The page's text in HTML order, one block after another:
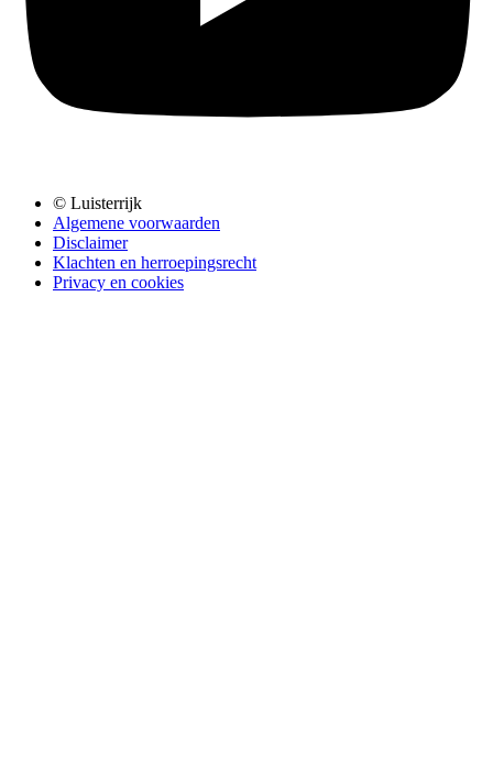
© Luisterrijk
Algemene voorwaarden
Disclaimer
Klachten en herroepingsrecht
Privacy en cookies